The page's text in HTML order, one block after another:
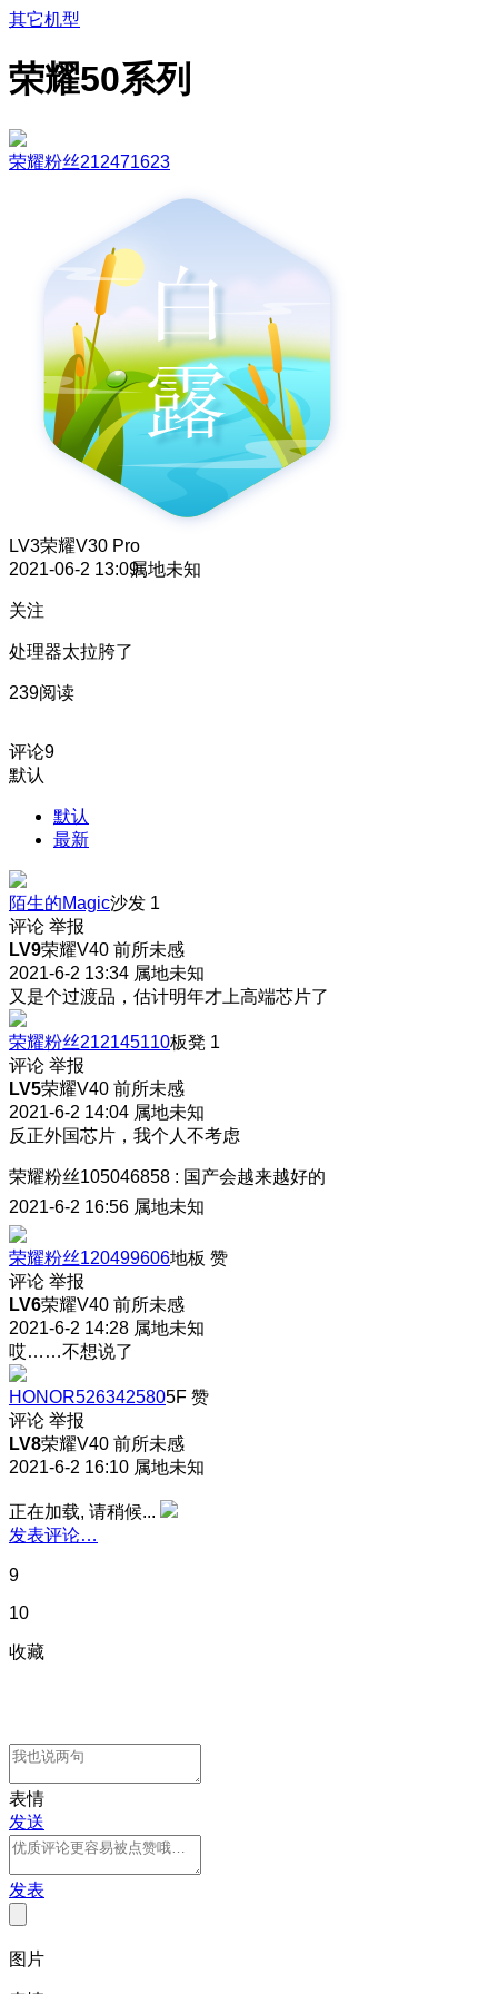
其它机型
荣耀50系列
荣耀粉丝212471623
LV3荣耀V30 Pro
2021-06-2 13:09属地未知
关注
处理器太拉胯了
239阅读
评论9
默认
默认
最新
陌生的Magic沙发 1
评论 举报
LV9荣耀V40 前所未感
2021-6-2 13:34 属地未知
又是个过渡品，估计明年才上高端芯片了
荣耀粉丝212145110板凳 1
评论 举报
LV5荣耀V40 前所未感
2021-6-2 14:04 属地未知
反正外国芯片，我个人不考虑
荣耀粉丝105046858 : 国产会越来越好的
2021-6-2 16:56 属地未知
荣耀粉丝120499606地板 赞
评论 举报
LV6荣耀V40 前所未感
2021-6-2 14:28 属地未知
哎……不想说了
HONOR5263425805F 赞
评论 举报
LV8荣耀V40 前所未感
2021-6-2 16:10 属地未知
正在加载, 请稍候...
发表评论…
9
10
收藏
表情
发送
发表
图片